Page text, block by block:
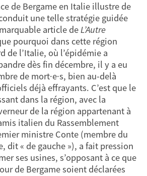
de Bergame en Italie illustre de
une telle stratégie guidée
article deL’Autre
pourquoi dans cette région
de l’Italie, où l’épidémie a
dès fin décembre, il y a eu
de mort·e·s, bien au-delà
déjà effrayants. C’est que le
dans la région, avec la
de la région appartenant à
italien du Rassemblement
ministre Conte (membre du
dit « de gauche »), a fait pression
ses usines, s’opposant à ce que
de Bergame soient déclarées